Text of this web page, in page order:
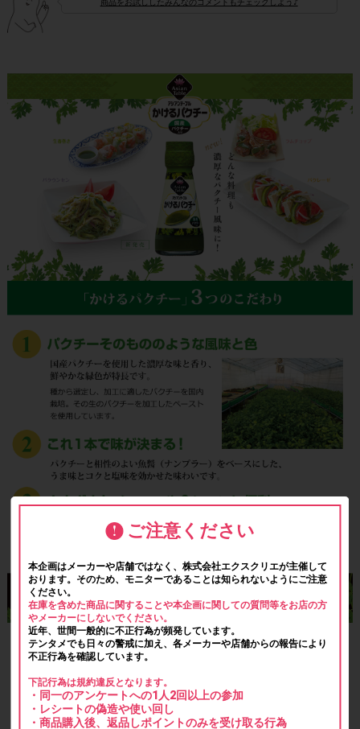
ご注意ください
本企画はメーカーや店舗ではなく、株式会社エクスクリエが主催して
おります。そのため、モニターであることは知られないようにご注意
ください。
在庫を含めた商品に関することや本企画に関しての質問等をお店の方
やメーカーにしないでください。
近年、世間一般的に不正行為が頻発しています。
テンタメでも日々の警戒に加え、各メーカーや店舗からの報告により
不正行為を確認しています。
下記行為は規約違反となります。
・同一のアンケートへの1人2回以上の参加
・レシートの偽造や使い回し
・商品購入後、返品しポイントのみを受け取る行為